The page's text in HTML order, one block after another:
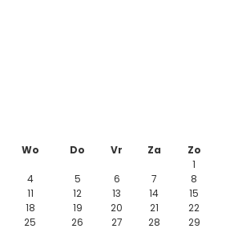
Wo Do Vr Za
Zo
1
4 5 6 7
8
11 12 13 14
15
18 19 20 21
22
25 26 27 28
29